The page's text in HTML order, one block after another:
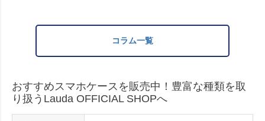
コラム一覧
おすすめスマホケースを販売中！豊富な種類を取
り扱うLauda OFFICIAL SHOPへ